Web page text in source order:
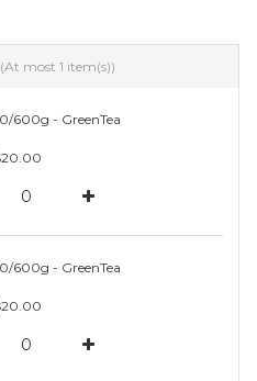
(At most 1 item(s))
600g - GreenTea
600g - GreenTea